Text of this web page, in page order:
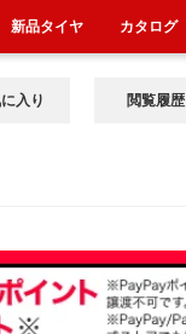
入り 閲覧履歴
新品タイヤ カタログ